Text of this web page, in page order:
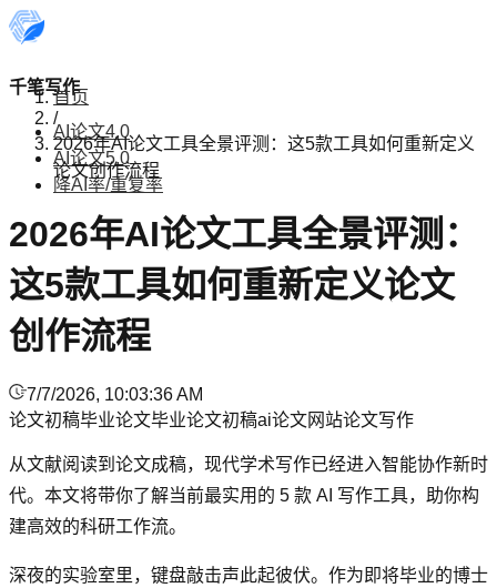
千笔写作
AI论文4.0
AI论文5.0
降AI率/重复率
首页
/
2026年AI论文工具全景评测：这5款工具如何重新定义
论文创作流程
2026年AI论文工具全景评测：
这5款工具如何重新定义论文
创作流程
7/7/2026, 10:03:36 AM
论文初稿毕业论文毕业论文初稿ai论文网站论文写作
从文献阅读到论文成稿，现代学术写作已经进入智能协作新时
代。本文将带你了解当前最实用的 5 款 AI 写作工具，助你构
建高效的科研工作流。
深夜的实验室里，键盘敲击声此起彼伏。作为即将毕业的博士